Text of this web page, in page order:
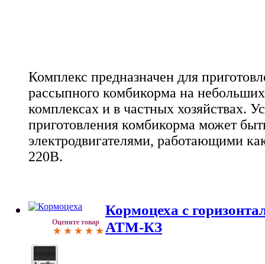
Комплекс предназначен для
рассыпного комбикорма на
комплексах и в частных хозяйствах.
приготовления комбикорма может
электродвигателями, работающими
220В.
Оцените товар
Кормоцеха с
АТМ-КЗ